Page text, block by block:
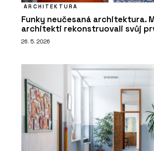
ARCHITEKTURA
Funky neučesaná architektura.
architekti rekonstruovali svůj
26. 5. 2026